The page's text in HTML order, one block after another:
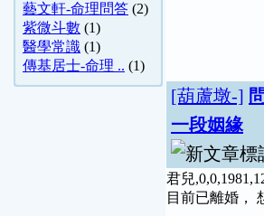
藝文軒-命理問答 (2)
紫微斗數 (1)
醫學常識 (1)
傳基居士-命理 .. (1)
[葫蘆墩-]
一段姻緣
君兒
目前已離婚，